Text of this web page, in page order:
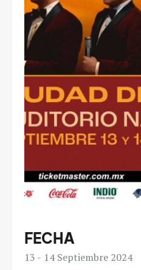
FECHA
13 14Septiembre 2024